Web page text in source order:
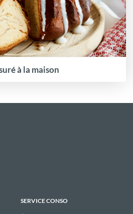
à la maison
SERVICE CONSO